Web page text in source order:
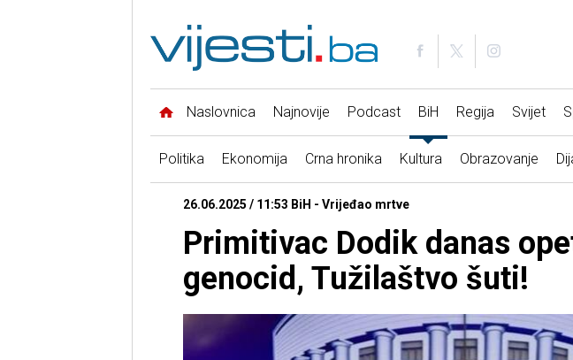
Naslovnica Najnovije Podcast BiH Regija Svijet
Politika Ekonomija Crna hronika Kultura Obrazovanje
26.06.2025 / 11:53 BiH - Vrijeđao mrtve
Primitivac Dodik danas
genocid, Tužilaštvo šuti!